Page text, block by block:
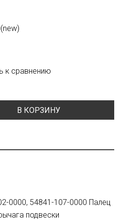
к сравнению
В КОРЗИНУ
0000, 54841-107-0000 Палец
подвески